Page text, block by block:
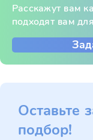
Расскажут вам
подходят вам
Оставьте
подбор!